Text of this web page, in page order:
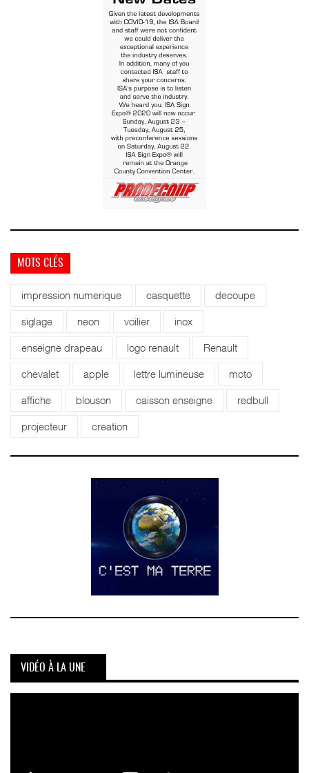
MOTS CLÉS
impression numerique casquette decoupe
siglage neon voilier inox
enseigne drapeau logo renault Renault
chevalet apple lettre lumineuse moto
affiche blouson caisson enseigne redbull
projecteur creation
VIDÉO À LA UNE